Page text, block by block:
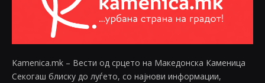
Kamenica.mk – Вести од срцето на Македонска Каменица
Секогаш блиску до луѓето, со најнови информации,